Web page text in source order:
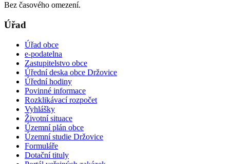
Bez časového omezení.
Úřad
Úřad obce
e-podatelna
Zastupitelstvo obce
Úřední deska obce Držovice
Úřední hodiny
Povinné informace
Rozklikávací rozpočet
Vyhlášky
Životní situace
Územní plán obce
Územní studie Držovice
Formuláře
Dotační tituly